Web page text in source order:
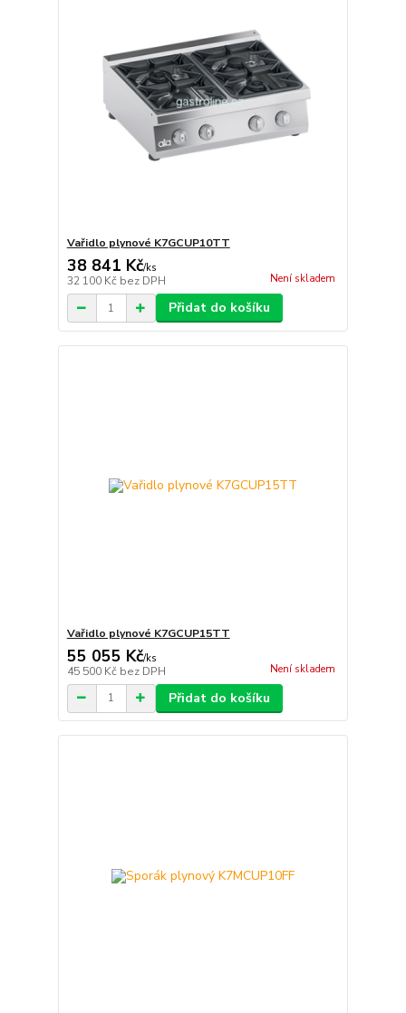
Vařidlo plynové K7GCUP10TT
38 841 Kč/ks
32 100 Kč bez DPH Není skladem
Přidat do košíku
Vařidlo plynové K7GCUP15TT
55 055 Kč/ks
45 500 Kč bez DPH Není skladem
Přidat do košíku